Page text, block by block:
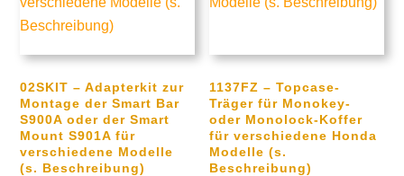
02SKIT – Adapterkit zur
Montage der Smart Bar
S900A oder der Smart
Mount S901A für
verschiedene Modelle
(s. Beschreibung)
1137FZ – Topcase-
Träger für Monokey-
oder Monolock-Koffer
für verschiedene Honda
Modelle (s.
Beschreibung)